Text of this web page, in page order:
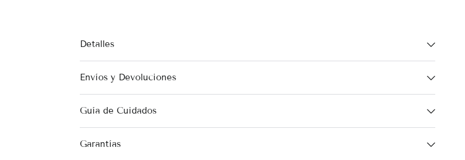
Detalles
Envíos y Devoluciones
Guía de Cuidados
Garantías